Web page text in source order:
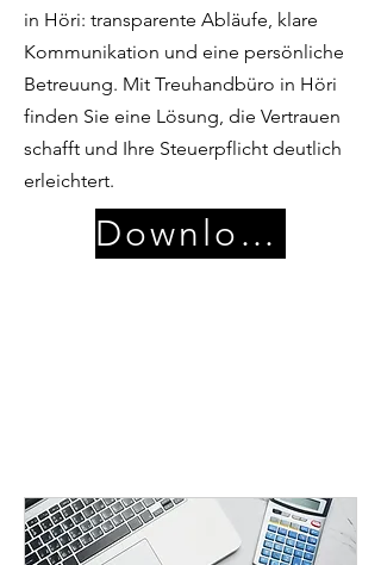
in Höri: transparente Abläufe, klare
Kommunikation und eine persönliche
Betreuung. Mit Treuhandbüro in Höri
finden Sie eine Lösung, die Vertrauen
schafft und Ihre Steuerpflicht deutlich
erleichtert.
Download